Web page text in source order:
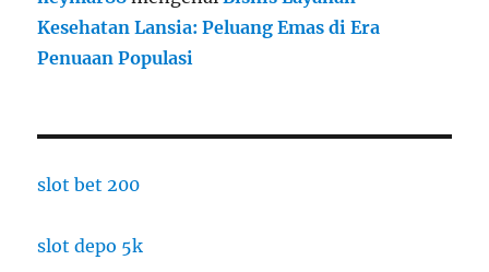
Kesehatan Lansia: Peluang Emas di Era
Penuaan Populasi
slot bet 200
slot depo 5k